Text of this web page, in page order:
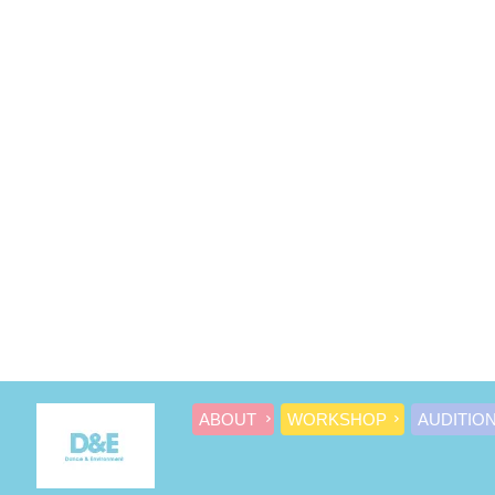
ABOUT WORKSHOP